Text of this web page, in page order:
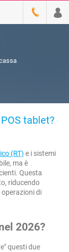
tablet?
(RT) e i sistemi
ma è
Questa
riducendo
di
2026?
questi due